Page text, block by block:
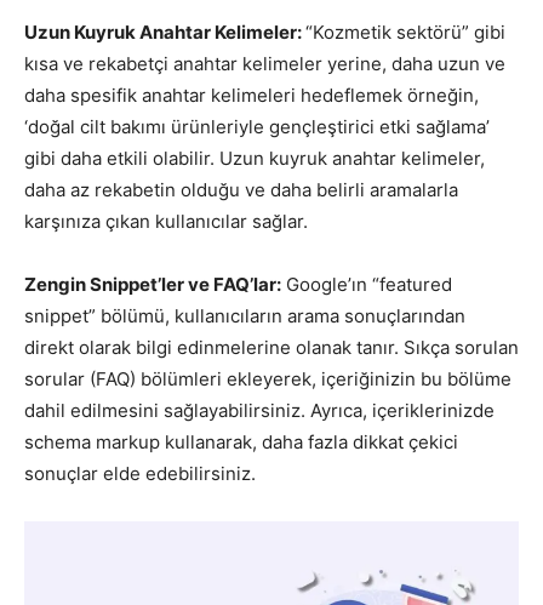
Uzun Kuyruk Anahtar Kelimeler:“Kozmetik sektörü” gibi
kısa ve rekabetçi anahtar kelimeler yerine, daha uzun ve
daha spesifik anahtar kelimeleri hedeflemek örneğin,
‘doğal cilt bakımı ürünleriyle gençleştirici etki sağlama’
gibi daha etkili olabilir. Uzun kuyruk anahtar kelimeler,
daha az rekabetin olduğu ve daha belirli aramalarla
karşınıza çıkan kullanıcılar sağlar.
Zengin Snippet’ler ve FAQ’lar: Google’ın “featured
snippet” bölümü, kullanıcıların arama sonuçlarından
direkt olarak bilgi edinmelerine olanak tanır. Sıkça sorulan
sorular (FAQ) bölümleri ekleyerek, içeriğinizin bu bölüme
dahil edilmesini sağlayabilirsiniz. Ayrıca, içeriklerinizde
schema markup kullanarak, daha fazla dikkat çekici
sonuçlar elde edebilirsiniz.